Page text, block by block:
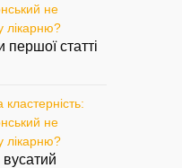
не
лікарню?
першої статті
кластерність:
не
лікарню?